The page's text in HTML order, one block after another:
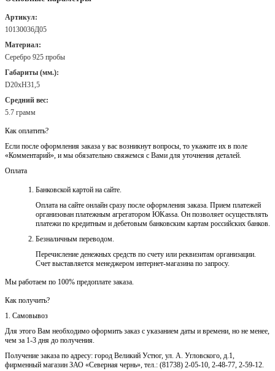
Артикул:
10130036Д05
Материал:
Серебро 925 пробы
Габариты (мм.):
D20хH31,5
Средний вес:
5.7 грамм
Как оплатить?
Если после оформления заказа у вас возникнут вопросы, то укажите их в поле
«Комментарий», и мы обязательно свяжемся с Вами для уточнения деталей.
Оплата
Банковской картой на сайте.
Оплата на сайте онлайн сразу после оформления заказа. Прием платежей
организован платежным агрегатором ЮKassa. Он позволяет осуществлять
платежи по кредитным и дебетовым банковским картам российских банков.
Безналичным переводом.
Перечисление денежных средств по счету или реквизитам организации.
Счет выставляется менеджером интернет-магазина по запросу.
Мы работаем по 100% предоплате заказа.
Как получить?
1. Самовывоз
Для этого Вам необходимо оформить заказ с указанием даты и времени, но не менее,
чем за 1-3 дня до получения.
Получение заказа по адресу: город Великий Устюг, ул. А. Угловского, д.1,
фирменный магазин ЗАО «Северная чернь», тел.: (81738) 2-05-10, 2-48-77, 2-59-12.